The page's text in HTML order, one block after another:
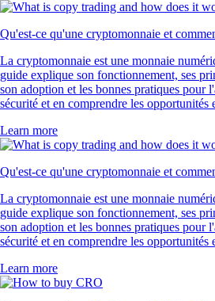
Qu'est-ce qu'une cryptomonnaie et
La cryptomonnaie est une monnaie
guide explique son fonctionnement, ses
son adoption et les bonnes pratiques pour
sécurité et en comprendre les opportunités
Learn more
Qu'est-ce qu'une cryptomonnaie et
La cryptomonnaie est une monnaie
guide explique son fonctionnement, ses
son adoption et les bonnes pratiques pour
sécurité et en comprendre les opportunités
Learn more